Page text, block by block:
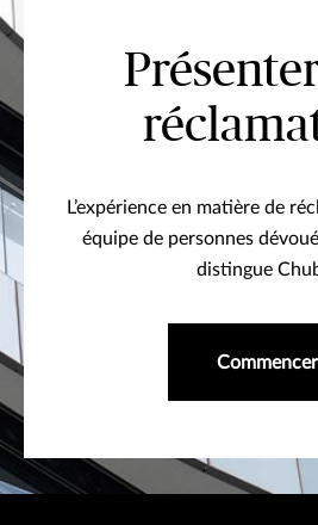
L’expérience en matière de
équipe de personnes
distingue
Commencer